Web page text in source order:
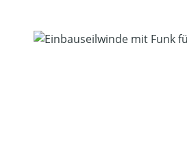
Bildergalerie überspringen